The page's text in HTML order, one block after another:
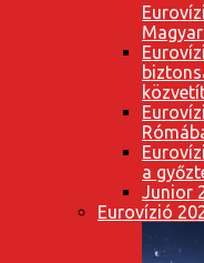
a
Junior
Eurovízió